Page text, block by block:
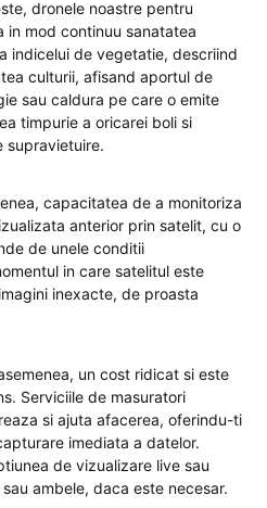
dronele noastre pentru
mod continuu sanatatea
indicelui de vegetatie, descriind
culturii, afisand aportul de
sau caldura pe care o emite
timpurie a oricarei boli si
supravietuire.
capacitatea de a monitoriza
anterior prin satelit, cu o
de unele conditii
in care satelitul este
inexacte, de proasta
un cost ridicat si este
Serviciile de masuratori
si ajuta afacerea, oferindu-ti
imediata a datelor.
de vizualizare live sau
ambele, daca este necesar.